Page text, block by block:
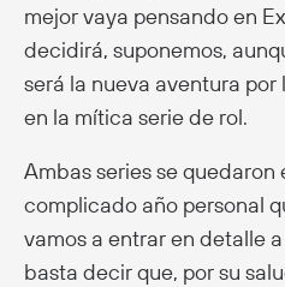
mejor vaya pensando en
decidirá, suponemos,
será la nueva aventura
en la mítica serie de rol.
Ambas series se quedaron
complicado año personal
vamos a entrar en detalle
basta decir que, por su